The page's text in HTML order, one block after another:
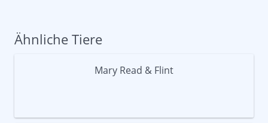
Ähnliche Tiere
Mary Read & Flint